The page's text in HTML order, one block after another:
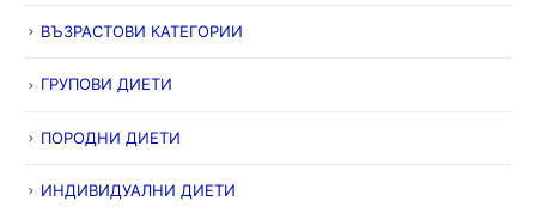
ВЪЗРАСТОВИ КАТЕГОРИИ
ГРУПОВИ ДИЕТИ
ПОРОДНИ ДИЕТИ
ИНДИВИДУАЛНИ ДИЕТИ